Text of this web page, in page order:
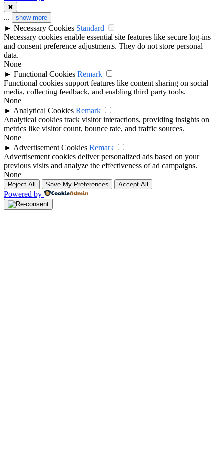
✖
... show more
► Necessary Cookies Standard
Necessary cookies enable essential site features like secure log-ins
and consent preference adjustments. They do not store personal
data.
None
► Functional Cookies Remark
Functional cookies support features like content sharing on social
media, collecting feedback, and enabling third-party tools.
None
► Analytical Cookies Remark
Analytical cookies track visitor interactions, providing insights on
metrics like visitor count, bounce rate, and traffic sources.
None
► Advertisement Cookies Remark
Advertisement cookies deliver personalized ads based on your
previous visits and analyze the effectiveness of ad campaigns.
None
Reject All Save My Preferences Accept All
Powered by